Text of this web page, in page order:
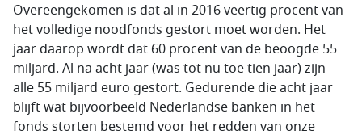
Overeengekomen is dat al in 2016 veertig procent van
het volledige noodfonds gestort moet worden. Het
jaar daarop wordt dat 60 procent van de beoogde 55
miljard. Al na acht jaar (was tot nu toe tien jaar) zijn
alle 55 miljard euro gestort. Gedurende die acht jaar
blijft wat bijvoorbeeld Nederlandse banken in het
fonds storten bestemd voor het redden van onze